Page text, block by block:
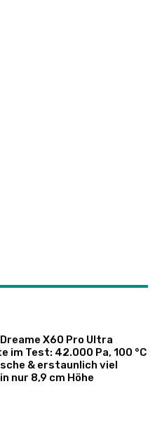
X60 Pro Ultra
im Test: 42.000 Pa, 100 °C
& erstaunlich viel
nur 8,9 cm Höhe